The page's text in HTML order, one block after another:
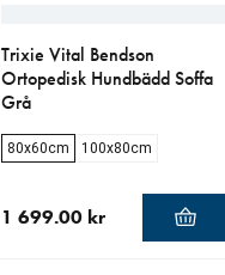
Trixie Vital Bendson
Ortopedisk Hundbädd Soffa
Grå
80x60cm 100x80cm
1 699.00 kr